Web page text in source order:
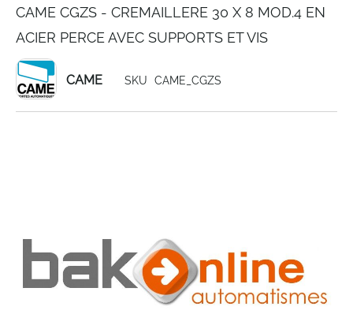
CAME CGZS - CREMAILLERE 30 X 8 MOD.4 EN
ACIER PERCE AVEC SUPPORTS ET VIS
CAME SKU CAME_CGZS